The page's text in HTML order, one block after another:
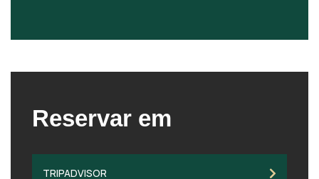
Reservar em
TRIPADVISOR